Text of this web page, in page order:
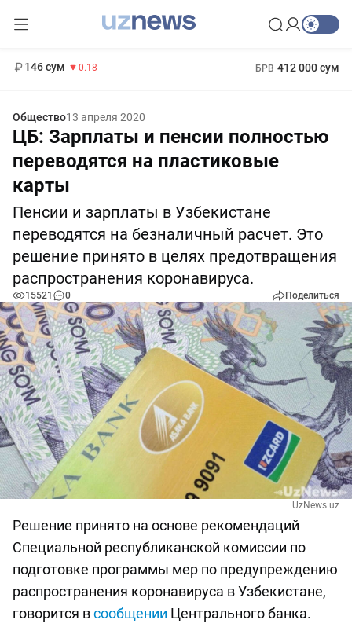
146 сум -0.18 БРВ 412 000 сум
Общество13 апреля 2020
ЦБ: Зарплаты и пенсии полностью
переводятся на пластиковые
карты
Пенсии и зарплаты в Узбекистане
переводятся на безналичный расчет. Это
решение принято в целях предотвращения
распространения коронавируса.
15521 0 Поделиться
UzNews.uz
Решение принято на основе рекомендаций
Специальной республиканской комиссии по
подготовке программы мер по предупреждению
распространения коронавируса в Узбекистане,
говорится всообщении Центрального банка.